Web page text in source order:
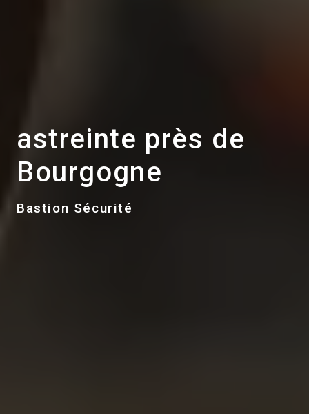
astreinte près de
Bourgogne
Bastion Sécurité